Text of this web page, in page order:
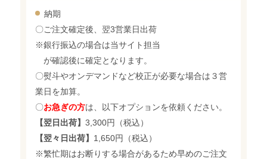
納期
〇ご注文確定後、翌3営業日出荷
※銀行振込の場合は当サイト担当
が確認後に確定となります。
〇熨斗やオンデマンドなど校正が必要な場合は３営
業日を加算。
〇お急ぎの方は、以下オプションを依頼ください。
【翌日出荷】3,300円（税込）
【翌々日出荷】 1,650円（税込）
※繁忙期はお断りする場合があるため早めのご注文